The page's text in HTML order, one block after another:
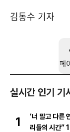
김동수 기자
페
실시간 인기 기
1
‘너 말고 다른
리들의 시간”